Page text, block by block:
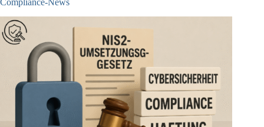
Compliance-News